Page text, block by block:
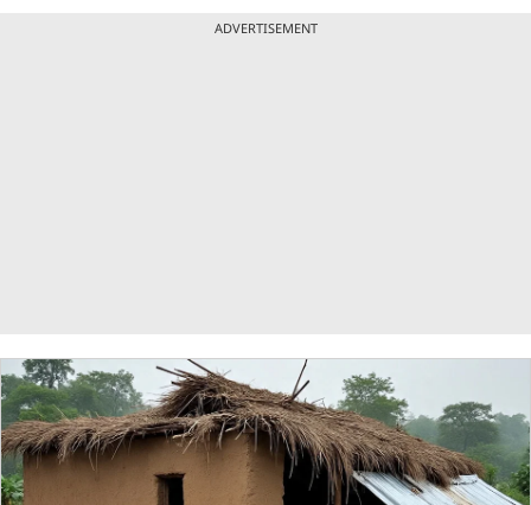
ADVERTISEMENT